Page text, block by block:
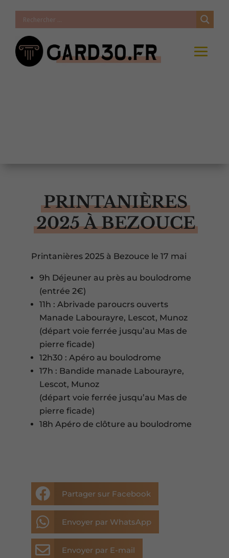
PRINTANIÈRES
2025 À BEZOUCE
Printanières 2025 à Bezouce le 17 mai
9h Déjeuner au près au boulodrome
(entrée 2€)
11h : Abrivade paroucrs ouverts
Manade Labourayre, Lescot, Munoz
(départ voie ferrée jusqu’au Mas de
pierre ficade)
12h30 : Apéro au boulodrome
17h : Bandide manade Labourayre,
Lescot, Munoz
(départ voie ferrée jusqu’au Mas de
pierre ficade)
18h Apéro de clôture au boulodrome
 Partager sur Facebook
 Envoyer par WhatsApp
 Envoyer par E-mail